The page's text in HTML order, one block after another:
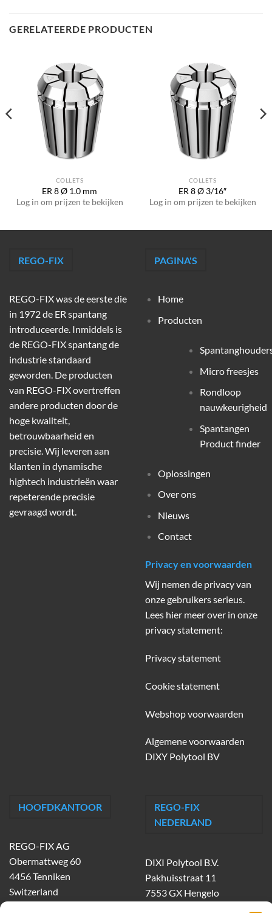
GERELATEERDE PRODUCTEN
COLLETS
ER 8 Ø 1.0 mm
Log in om prijzen te bekijken
COLLETS
ER 8 Ø 3/16″
Log in om prijzen te bekijken
REGO-FIX
REGO-FIX was de eerste die
in 1972 de ER spantang
introduceerde. Inmiddels is
de REGO-FIX spantang de
industrie standaard
geworden. De producten
van REGO-FIX overtreffen
andere producten door de
hoge kwaliteit,
betrouwbaarheid en
precisie. Wij leveren aan
klanten in dynamische
hightech industrieën waar
repeterende precisie
gevraagd wordt.
PAGINA'S
Home
Producten
Micro freesjes
Rondloop
nauwkeurigheid
Spantangen
Product finder
Oplossingen
Over ons
Nieuws
Contact
Privacy en voorwaarden
Wij nemen de privacy van
onze gebruikers serieus.
Lees hier meer over in onze
privacy statement:
Privacy statement
Cookie statement
Webshop voorwaarden
Algemene voorwaarden
DIXY Polytool BV
HOOFDKANTOOR
REGO-FIX AG
Obermattweg 60
4456 Tenniken
Switzerland
REGO-FIX
NEDERLAND
DIXI Polytool B.V.
Pakhuisstraat 11
7553 GX Hengelo